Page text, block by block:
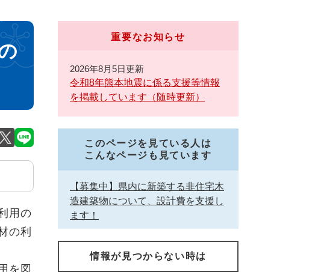
用の
の利
を図
重要なお知らせ
2026年8月5日更新
令和8年熊本地震に係る支援等情報
を掲載しています（随時更新）
このページを見ている人は
こんなページも見ています
【募集中】県内に新築する非住宅木
造建築物について、設計費を支援し
ます！
情報が見つからない時は